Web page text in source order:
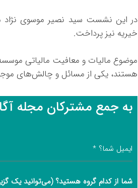
در این نشست سید نصیر موسوی نژاد
خیریه نیز پرداخت.
موضوع مالیات و معافیت مالیاتی
هستند، یکی از مسائل و چالش‌های
به جمع مشترکان مجله
ایمیل شما؟ *
شما از کدام گروه هستید؟ (می‌توانید یک